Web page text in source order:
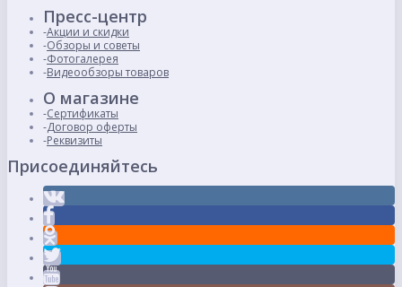
Пресс-центр
Акции и скидки
Обзоры и советы
Фотогалерея
Видеообзоры товаров
О магазине
Сертификаты
Договор оферты
Реквизиты
Присоединяйтесь